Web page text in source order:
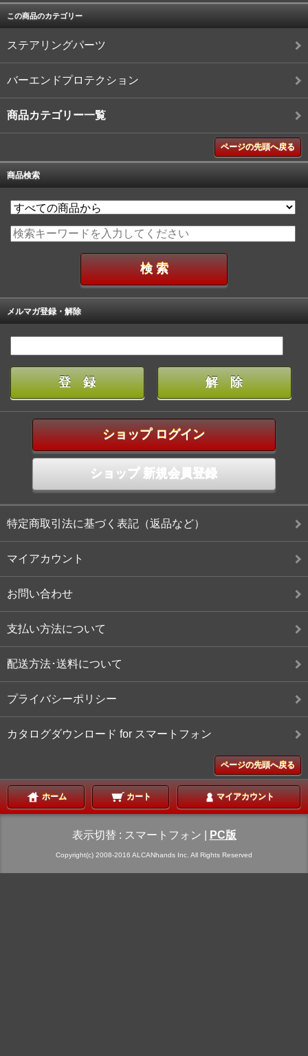
この商品のカテゴリー
ステアリングパーツ
バーエンドプロテクション
商品カテゴリー一覧
ページの先頭へ戻る
商品検索
メルマガ登録・解除
ショップ ログイン
ショップ 新規会員登録
特定商取引法に基づく表記（返品など）
マイアカウント
お問い合わせ
支払い方法について
配送方法･送料について
プライバシーポリシー
カタログダウンロード for スマートフォン
ページの先頭へ戻る
ホーム カート マイアカウント
表示切替 : スマートフォン PC版
Copyright(c) 2008-2016 ALCANhands Inc. All Rights Reserved